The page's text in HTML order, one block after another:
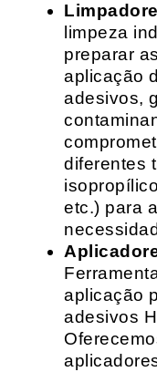
limpeza
preparar
aplicação
adesivos,
diferentes
etc.) para
aplicação
adesivos